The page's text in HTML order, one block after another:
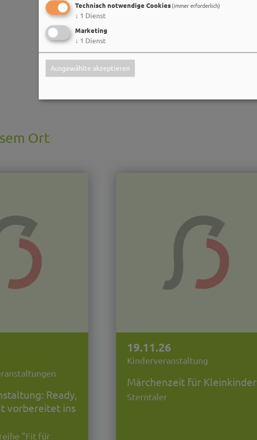
Ort
Ready,
vorbereitet ins
"Fit für
19.11.26
Kinderveranstaltung
Märchenzeit für Kleinkinder
Sterntaler
Technisch notwendige Cookies(immer erforderlich)
↓ 1 Dienst
Marketing
↓ 1 Dienst
Ausgewählte akzeptieren